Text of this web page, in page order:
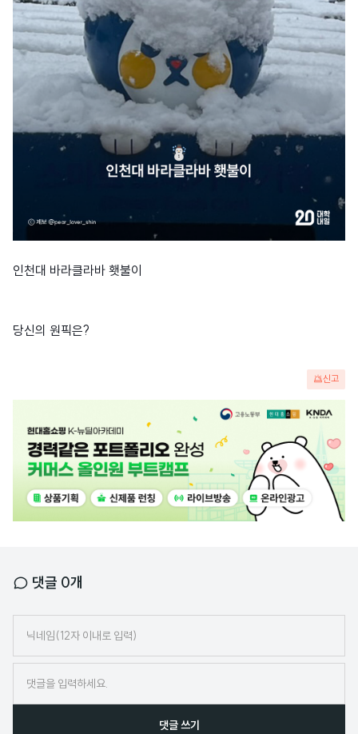
인천대 바라클라바 횃불이
당신의 원픽은?
신고
댓글 0개
임
댓글 쓰기